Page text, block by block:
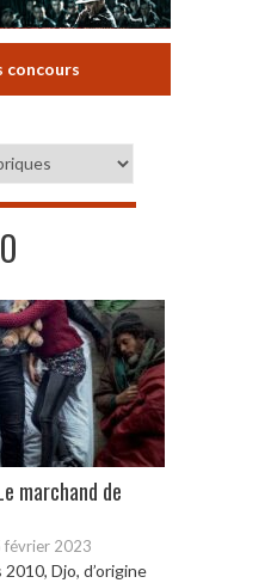
concours
marchand de
février 2023
Djo, d’origine